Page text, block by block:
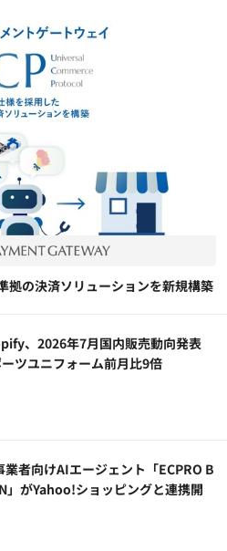
拠の決済ソリューションを新規構築
、2026年7月国内販売動向発表
ツユニフォーム前月比9倍
業者向けAIエージェント「ECPRO B
」がYahoo!ショッピングと連携開